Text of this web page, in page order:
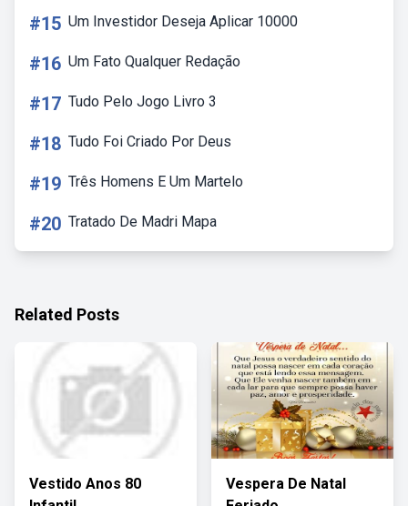
#15 Um Investidor Deseja Aplicar 10000
#16 Um Fato Qualquer Redação
#17 Tudo Pelo Jogo Livro 3
#18 Tudo Foi Criado Por Deus
#19 Três Homens E Um Martelo
#20 Tratado De Madri Mapa
Related Posts
Vestido Anos 80
Vespera De Natal